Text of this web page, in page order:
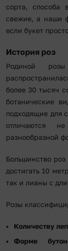
сорта, способа
свежие, а наши
если букет
История роз
Родиной
более 30 тысяч
ботанические
подходящие для
отличаются
разнообразной
Большинство
достигать 10
так и лианы с
Розы
Количеству
Форме